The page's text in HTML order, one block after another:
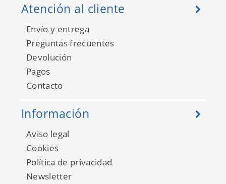
Atención al cliente
Envío y entrega
Preguntas frecuentes
Devolución
Pagos
Contacto
Información
Aviso legal
Cookies
Política de privacidad
Newsletter